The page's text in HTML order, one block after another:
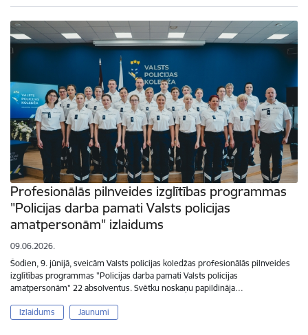
Profesionālās pilnveides izglītības programmas
"Policijas darba pamati Valsts policijas
amatpersonām" izlaidums
09.06.2026.
Šodien, 9. jūnijā, sveicām Valsts policijas koledžas profesionālās pilnveides
izglītības programmas "Policijas darba pamati Valsts policijas
amatpersonām" 22 absolventus. Svētku noskaņu papildināja…
Izlaidums Jaunumi